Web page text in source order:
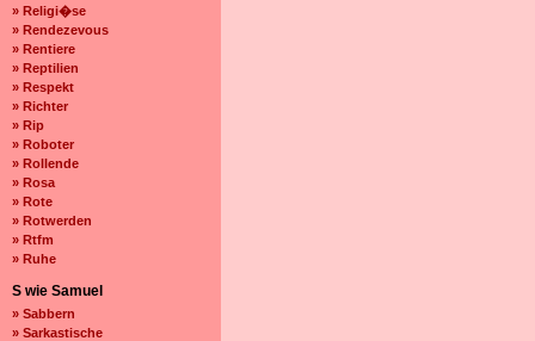
» Religi�se
» Rendezevous
» Rentiere
» Reptilien
» Respekt
» Richter
» Rip
» Roboter
» Rollende
» Rosa
» Rote
» Rotwerden
» Rtfm
» Ruhe
S wie Samuel
» Sabbern
» Sarkastische